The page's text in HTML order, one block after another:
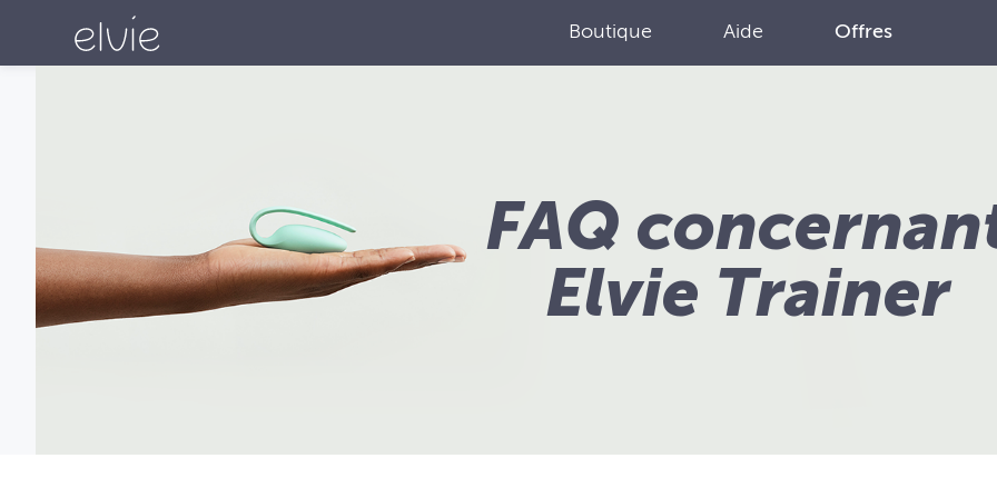
Boutique Aide Offres
FAQ
Elvie Trainer